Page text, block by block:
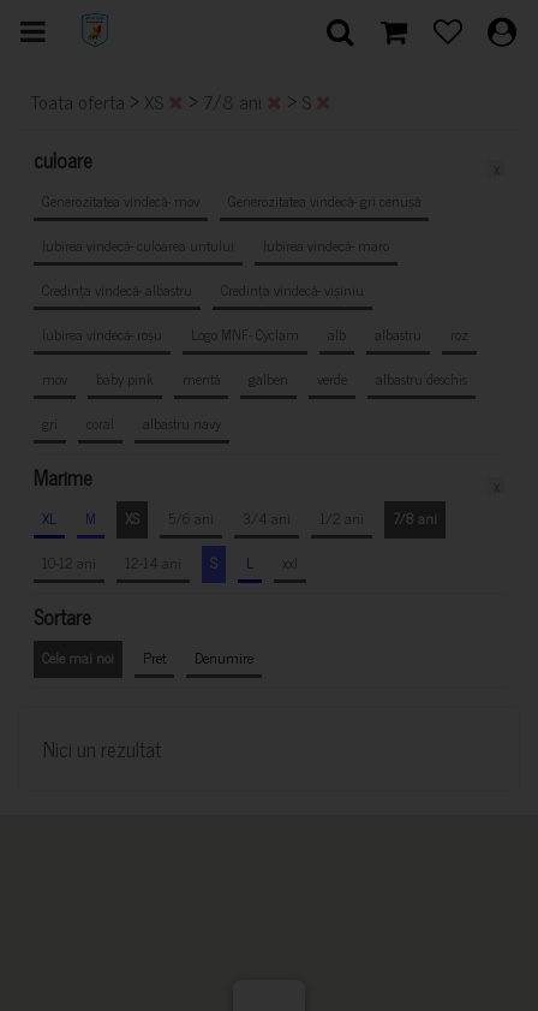
Toata oferta > XS > 7/8 ani > S
culoare
Generozitatea vindecă- mov
Generozitatea vindecă- gri cenușă
Iubirea vindecă- culoarea untului
Iubirea vindecă- maro
Credința vindecă- albastru
Credința vindecă- vișiniu
Iubirea vindecă- roșu
Logo MNF- Cyclam alb albastru
roz
mov
baby pink mentă galben verde
albastru deschis
gri
coral albastru navy
Marime
XL M XS 5/6 ani 3/4 ani 1/2 ani
7/8 ani
10-12 ani
12-14 ani S L xxl
Sortare
Cele mai noi Pret Denumire
Nici un rezultat